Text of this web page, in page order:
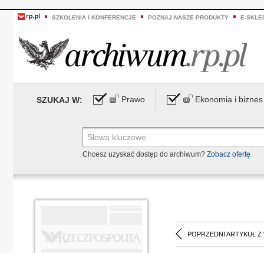
SZKOLENIA I KONFERENCJE POZNAJ NASZE PRODUKTY E-
SZUKAJ W: Prawo Ekonomia i biznes
Chcesz uzyskać dostęp do archiwum? Zobacz ofertę
POPRZEDNI ARTYKUŁ Z